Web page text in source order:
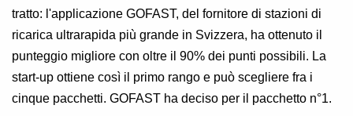
tratto: l'applicazione GOFAST, del fornitore di stazioni di
ricarica ultrarapida più grande in Svizzera, ha ottenuto il
punteggio migliore con oltre il 90% dei punti possibili. La
start-up ottiene così il primo rango e può scegliere fra i
cinque pacchetti. GOFAST ha deciso per il pacchetto n°1.